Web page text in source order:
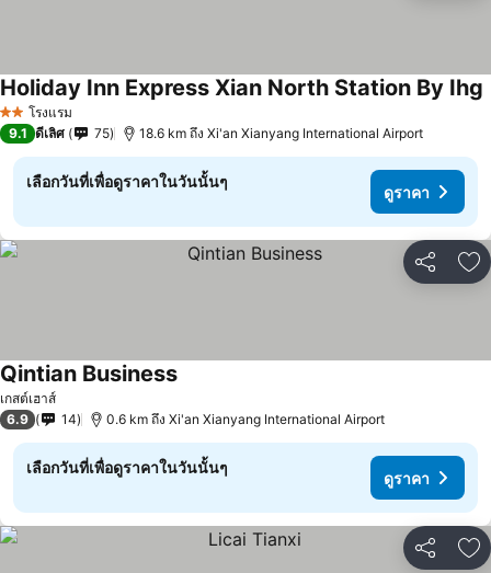
2 ดาวโรงแรม
Holiday Inn Express Xian North Station By Ihg
9.1 ดีเลิศ 75 18.6 km ถึง Xi'an Xianyang International Airport
เลือกวันที่เพื่อดูราคาในวันนั้นๆ
ดูราคา
แชร์ เ
เกสต์เฮาส์
Qintian Businessดูราคา
6.9 14 0.6 km ถึง Xi'an Xianyang International Airport
เลือกวันที่เพื่อดูราคาในวันนั้นๆ
ดูราคา
แชร์ เ